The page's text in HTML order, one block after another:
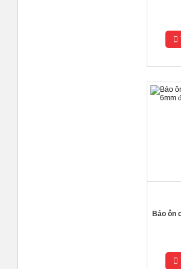
Bảo ôn